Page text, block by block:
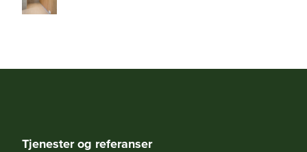
Tjenester og referanser